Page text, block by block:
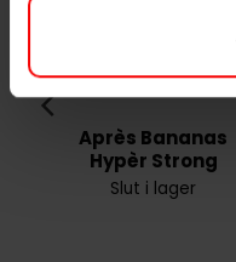
Après Bananas
Hypèr Strong
Slut i lager